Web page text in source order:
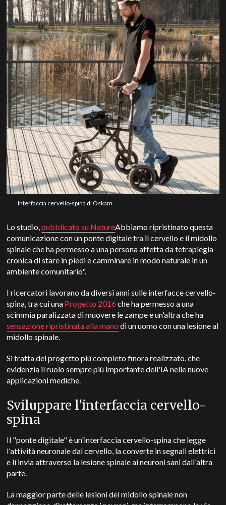
Interfaccia cervello-spina di Oskam
Lo studio,pubblicato su NatureAbbiamo ripristinato questa
comunicazione con un ponte digitale tra il cervello e il midollo
spinale che ha permesso a una persona affetta da tetraplegia
cronica di stare in piedi e camminare in modo naturale in un
ambiente comunitario".
I ricercatori lavorano da diversi anni sulle interfacce cervello-
spina, tra cui una Progetto 2016che ha permesso a una
scimmia paralizzata di muovere le zampe e un'altra che ha
sensazione ripristinata alla mano di un uomo con una lesione al
midollo spinale.
Si tratta del progetto più completo finora realizzato, che
evidenzia il ruolo sempre più importante dell'IA nelle nuove
applicazioni mediche.
Sviluppare l'interfaccia cervello-
spina
Il "ponte digitale" è un'interfaccia cervello-spina che legge
l'attività neuronale dal cervello, la converte in segnali elettrici
e li invia attraverso la lesione spinale ai neuroni sani dall'altra
parte.
La maggior parte delle lesioni del midollo spinale non